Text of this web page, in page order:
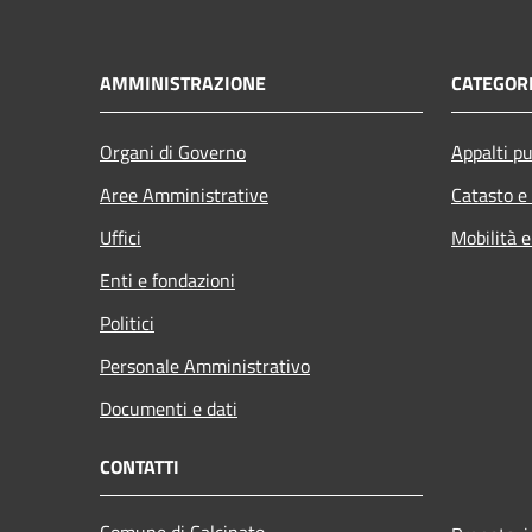
AMMINISTRAZIONE
Organi di Governo
Aree Amministrative
Uffici
Enti e fondazioni
Politici
Personale Amministrativo
Documenti e dati
Appalti
Catasto
Mobilità
CONTATTI